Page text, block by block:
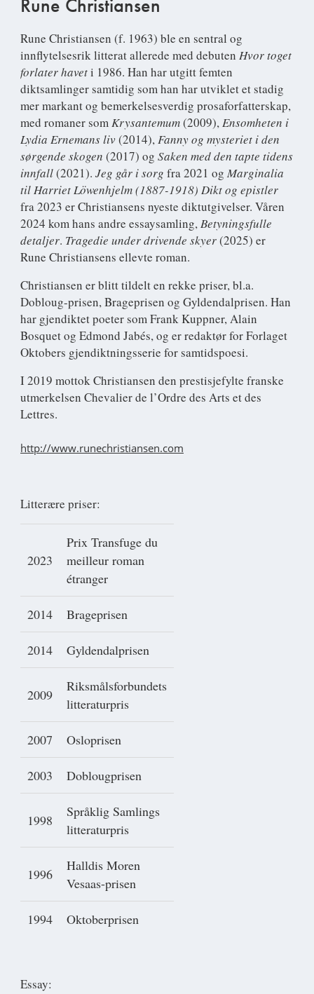
Rune Christiansen
Rune Christiansen (f. 1963) ble en sentral og
innflytelsesrik litterat allerede med debuten Hvor toget
forlater haveti 1986. Han har utgitt femten
diktsamlinger samtidig som han har utviklet et stadig
mer markant og bemerkelsesverdig prosaforfatterskap,
med romaner som Krysantemum(2009), Ensomheten i
Lydia Ernemans liv(2014), Fanny og mysteriet i den
sørgende skogen (2017) og Saken med den tapte tidens
innfall(2021). Jeg går i sorg fra 2021 og Marginalia
til Harriet Löwenhjelm (1887-1918) Dikt og epistler
fra 2023 er Christiansens nyeste diktutgivelser. Våren
2024 kom hans andre essaysamling, Betyningsfulle
detaljer. Tragedie under drivende skyer(2025) er
Rune Christiansens ellevte roman.
Christiansen er blitt tildelt en rekke priser, bl.a.
Dobloug-prisen, Brageprisen og Gyldendalprisen. Han
har gjendiktet poeter som Frank Kuppner, Alain
Bosquet og Edmond Jabés, og er redaktør for Forlaget
Oktobers gjendiktningsserie for samtidspoesi.
I 2019 mottok Christiansen den prestisjefylte franske
utmerkelsen Chevalier de l’Ordre des Arts et des
Lettres.
http://www.runechristiansen.com
Litterære priser:
2023
Prix Transfuge du
meilleur roman
étranger
2014 Brageprisen
2014 Gyldendalprisen
2009
Riksmålsforbundets
litteraturpris
2007 Osloprisen
2003 Doblougprisen
1998
Språklig Samlings
litteraturpris
1996
Halldis Moren
Vesaas-prisen
1994 Oktoberprisen
Essay: